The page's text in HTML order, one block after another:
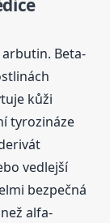
Beta-
kůži
tyrozináze
vedlejší
bezpečná
alfa-